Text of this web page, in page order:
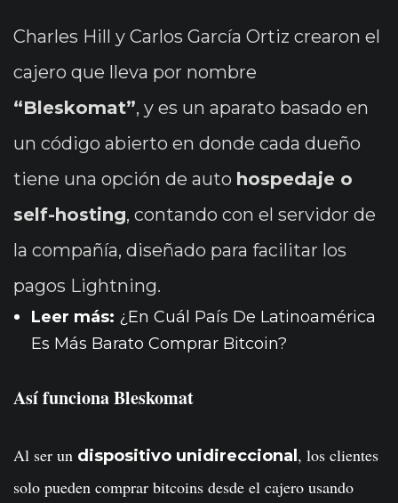
Charles Hill y Carlos García Ortiz crearon el
cajero que lleva por nombre
“Bleskomat”, y es un aparato basado en
un código abierto en donde cada dueño
tiene una opción de auto hospedaje o
self-hosting, contando con el servidor de
la compañía, diseñado para facilitar los
pagos Lightning.
Leer más: ¿En Cuál País De Latinoamérica
Es Más Barato Comprar Bitcoin?
Así funciona Bleskomat
Al ser un dispositivo unidireccional , los clientes
solo pueden comprar bitcoins desde el cajero usando